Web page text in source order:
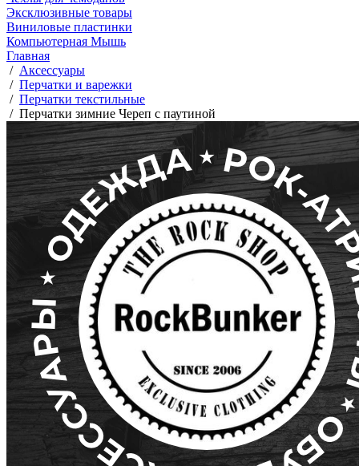
Эксклюзивные товары
Виниловые пластинки
Компьютерная Мышь
Главная
/ Аксессуары
/ Перчатки и варежки
/ Перчатки текстильные
/ Перчатки зимние Череп с паутиной